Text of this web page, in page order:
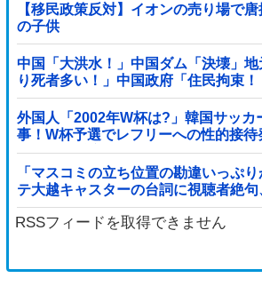
【移民政策反対】イオンの売り場で
の子供
中国「大洪水！」中国ダム「決壊」地
り死者多い！」中国政府「住民拘束
当局「救助隊動画も削除」台風13号
→
外国人「2002年W杯は?」韓国サッカ
事！W杯予選でレフリーへの性的接待
【海外の反応】
「マスコミの立ち位置の勘違いっぷ
テ大越キャスターの台詞に視聴者絶
を同列視させようという思惑がひしひ
RSSフィードを取得できません